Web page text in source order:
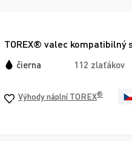
TOREX® valec kompatibilný
čierna 112 zlaťákov
Výhody náplní TOREX®